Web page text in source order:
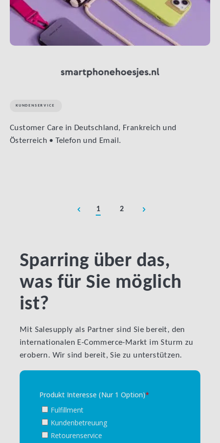
KUNDENSERVICE
Customer Care in Deutschland, Frankreich und
Österreich • Telefon und Email.
1 2
Sparring über das,
was für Sie möglich
ist?
Mit Salesupply als Partner sind Sie bereit, den
internationalen E-Commerce-Markt im Sturm zu
erobern. Wir sind bereit, Sie zu unterstützen.